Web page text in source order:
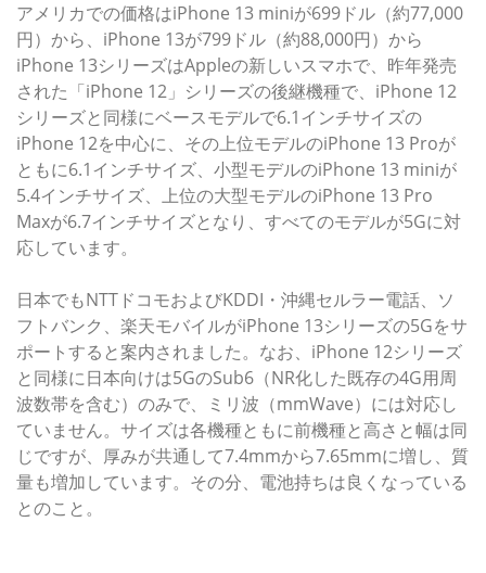
アメリカでの価格はiPhone 13 miniが699ドル（約77,000
円）から、iPhone 13が799ドル（約88,000円）から
iPhone 13シリーズはAppleの新しいスマホで、昨年発売
された「iPhone 12」シリーズの後継機種で、iPhone 12
シリーズと同様にベースモデルで6.1インチサイズの
iPhone 12を中心に、その上位モデルのiPhone 13 Proが
ともに6.1インチサイズ、小型モデルのiPhone 13 miniが
5.4インチサイズ、上位の大型モデルのiPhone 13 Pro
Maxが6.7インチサイズとなり、すべてのモデルが5Gに対
応しています。
日本でもNTTドコモおよびKDDI・沖縄セルラー電話、ソ
フトバンク、楽天モバイルがiPhone 13シリーズの5Gをサ
ポートすると案内されました。なお、iPhone 12シリーズ
と同様に日本向けは5GのSub6（NR化した既存の4G用周
波数帯を含む）のみで、ミリ波（mmWave）には対応し
ていません。サイズは各機種ともに前機種と高さと幅は同
じですが、厚みが共通して7.4mmから7.65mmに増し、質
量も増加しています。その分、電池持ちは良くなっている
とのこと。